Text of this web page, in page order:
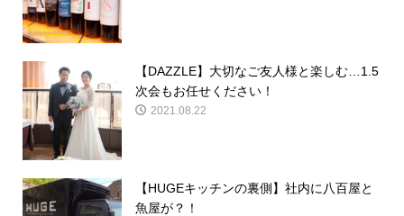
【DAZZLE】大切なご友人様と楽しむ…1.5
次会もお任せください！
2021.08.22
【HUGEキッチンの裏側】社内に八百屋と
魚屋が？！